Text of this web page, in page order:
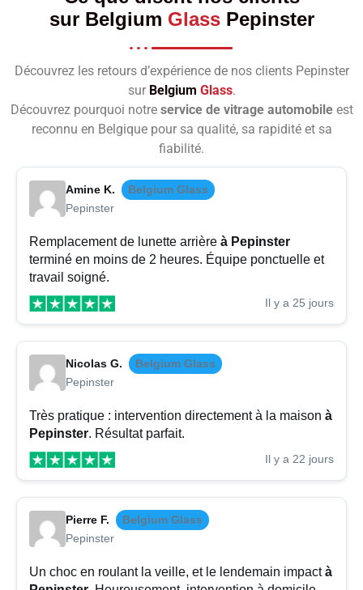
sur Belgium GlassPepinster
Découvrez les retours d’expérience de nos clients Pepinster
sur Belgium Glass.
Découvrez pourquoi notre service de vitrage automobileest
reconnu en Belgique pour sa qualité, sa rapidité et sa
fiabilité.
Amine K.
Belgium Glass
Pepinster
Remplacement de lunette arrière à Pepinster
terminé en moins de 2 heures. Équipe ponctuelle et
travail soigné.
Il y a 25 jours
Nicolas G.
Belgium Glass
Pepinster
Très pratique : intervention directement à la maison à
Pepinster. Résultat parfait.
Il y a 22 jours
Pierre F.
Belgium Glass
Pepinster
Un choc en roulant la veille, et le lendemain impactà